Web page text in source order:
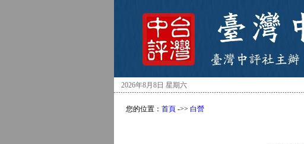
2026年8月8日 星期六
您的位置： 首頁 ->> 白營